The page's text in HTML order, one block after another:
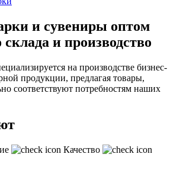
и сувениры оптом
и производство
на производстве бизнес-
продукции, предлагая товары,
соответствуют потребностям наших
Качество